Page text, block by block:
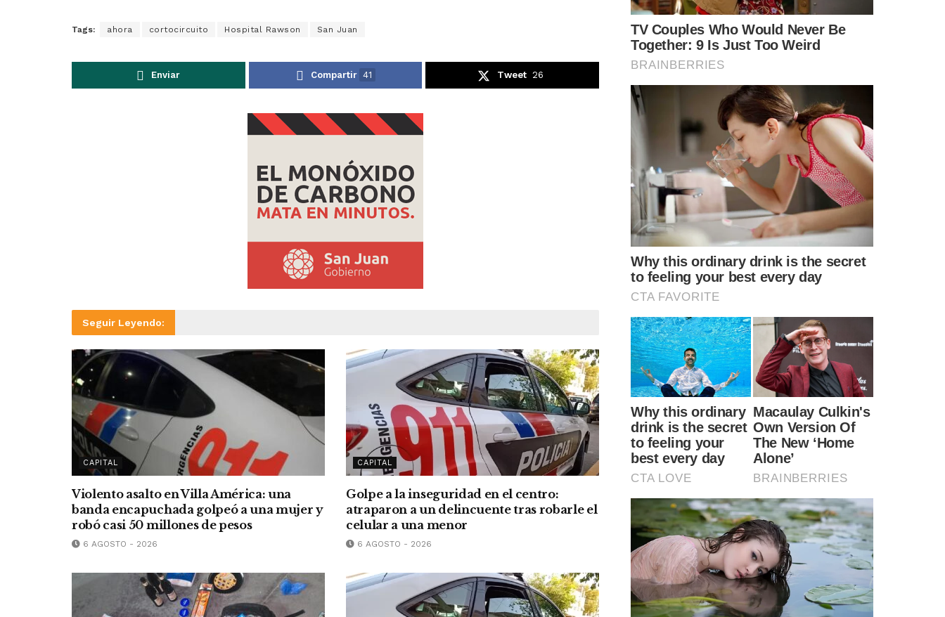
Tags: ahora cortocircuito Hospital Rawson San Juan
Enviar Compartir 41 Tweet 26
Seguir Leyendo:
CAPITAL
Violento asalto en Villa América: una
banda encapuchada golpeó a una mujer y
robó casi 50 millones de pesos
6 AGOSTO - 2026
CAPITAL
Golpe a la inseguridad en el centro:
atraparon a un delincuente tras robarle el
celular a una menor
6 AGOSTO - 2026